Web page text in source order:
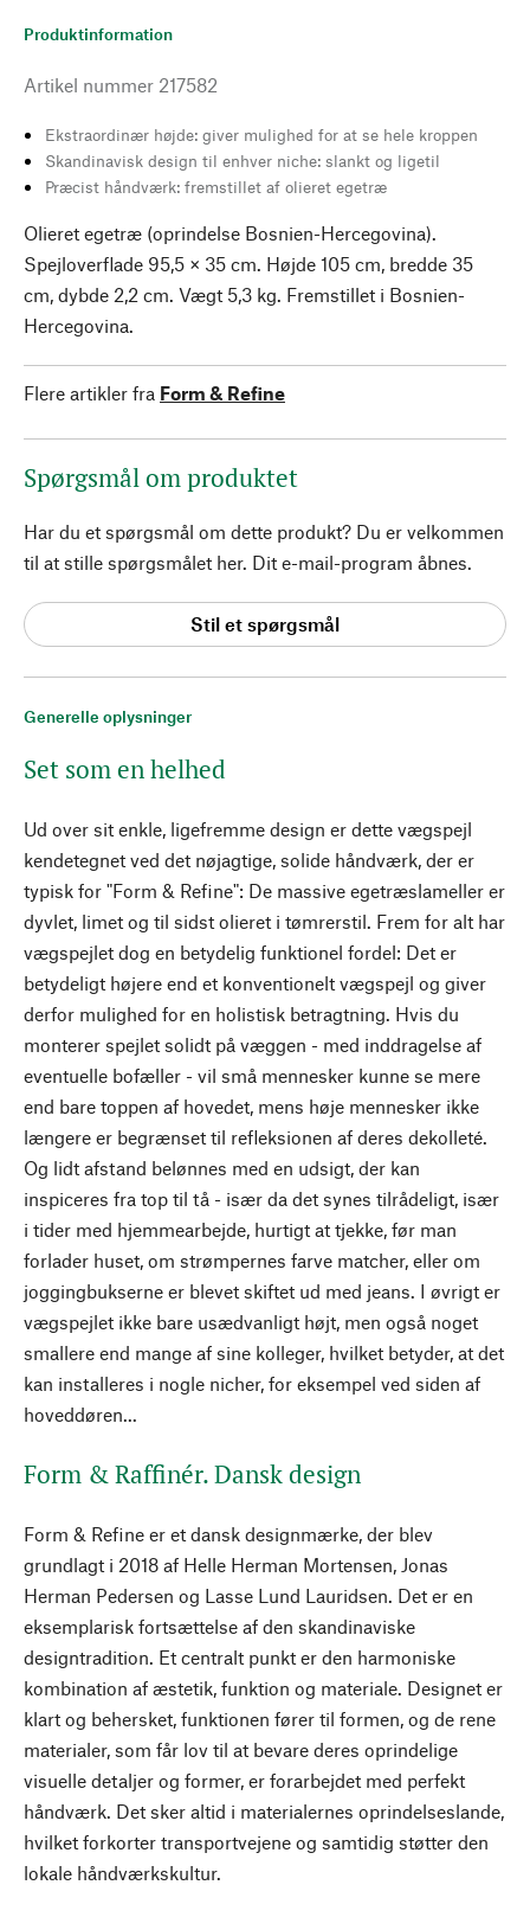
Generelle oplysninger
Set som en helhed
Ud over sit enkle, ligefremme design er dette vægspejl
kendetegnet ved det nøjagtige, solide håndværk, der er
typisk for "Form & Refine": De massive egetræslameller er
dyvlet, limet og til sidst olieret i tømrerstil. Frem for alt har
vægspejlet dog en betydelig funktionel fordel: Det er
betydeligt højere end et konventionelt vægspejl og giver
derfor mulighed for en holistisk betragtning. Hvis du
monterer spejlet solidt på væggen - med inddragelse af
eventuelle bofæller - vil små mennesker kunne se mere
end bare toppen af hovedet, mens høje mennesker ikke
længere er begrænset til refleksionen af deres dekolleté.
Og lidt afstand belønnes med en udsigt, der kan
inspiceres fra top til tå - især da det synes tilrådeligt, især
i tider med hjemmearbejde, hurtigt at tjekke, før man
forlader huset, om strømpernes farve matcher, eller om
joggingbukserne er blevet skiftet ud med jeans. I øvrigt er
vægspejlet ikke bare usædvanligt højt, men også noget
smallere end mange af sine kolleger, hvilket betyder, at det
kan installeres i nogle nicher, for eksempel ved siden af
hoveddøren...
Form & Raffinér. Dansk design
Form & Refine er et dansk designmærke, der blev
grundlagt i 2018 af Helle Herman Mortensen, Jonas
Herman Pedersen og Lasse Lund Lauridsen. Det er en
eksemplarisk fortsættelse af den skandinaviske
designtradition. Et centralt punkt er den harmoniske
kombination af æstetik, funktion og materiale. Designet er
klart og behersket, funktionen fører til formen, og de rene
materialer, som får lov til at bevare deres oprindelige
visuelle detaljer og former, er forarbejdet med perfekt
håndværk. Det sker altid i materialernes oprindelseslande,
hvilket forkorter transportvejene og samtidig støtter den
lokale håndværkskultur.
Produktinformation
Artikel nummer 217582
Ekstraordinær højde: giver mulighed for at se hele kroppen
Skandinavisk design til enhver niche: slankt og ligetil
Præcist håndværk: fremstillet af olieret egetræ
Olieret egetræ (oprindelse Bosnien-Hercegovina).
Spejloverflade 95,5 × 35 cm. Højde 105 cm, bredde 35
cm, dybde 2,2 cm. Vægt 5,3 kg. Fremstillet i Bosnien-
Hercegovina.
Flere artikler fra Form & Refine
Spørgsmål om produktet
Har du et spørgsmål om dette produkt? Du er velkommen
til at stille spørgsmålet her. Dit e-mail-program åbnes.
Stil et spørgsmål